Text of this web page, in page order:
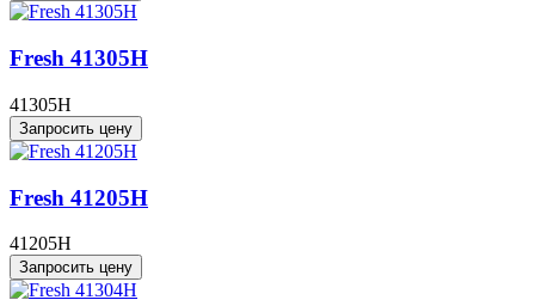
Fresh 41305H
41305H
Запросить цену
Fresh 41205H
41205H
Запросить цену